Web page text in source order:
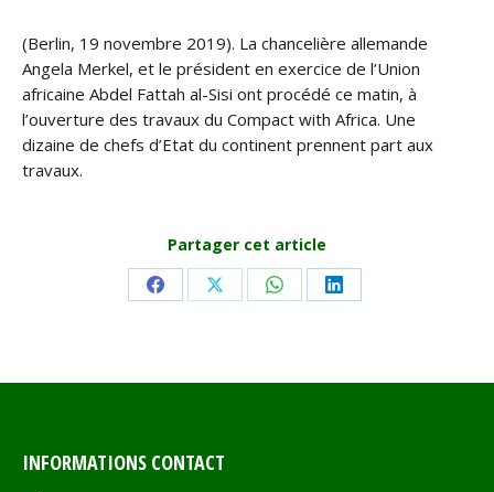
(Berlin, 19 novembre 2019). La chancelière allemande
Angela Merkel, et le président en exercice de l’Union
africaine Abdel Fattah al-Sisi ont procédé ce matin, à
l’ouverture des travaux du Compact with Africa. Une
dizaine de chefs d’Etat du continent prennent part aux
travaux.
Partager cet article
Share Share Share Share
INFORMATIONS CONTACT